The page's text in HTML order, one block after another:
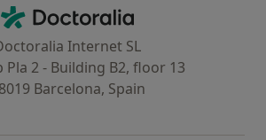
Doctoralia - Homepage
Internet SL
Pla 2 - Building B2, floor 13
Barcelona, Spain